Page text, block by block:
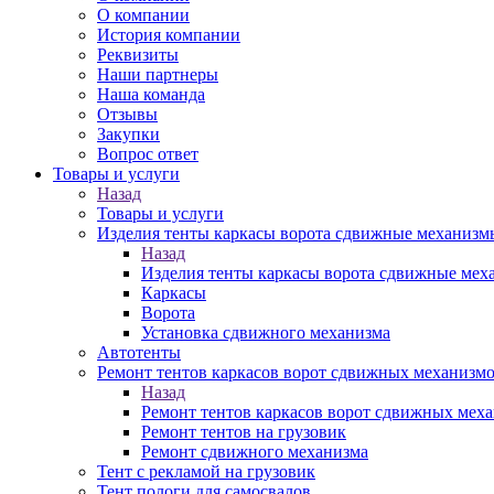
О компании
История компании
Реквизиты
Наши партнеры
Наша команда
Отзывы
Закупки
Вопрос ответ
Товары и услуги
Назад
Товары и услуги
Изделия тенты каркасы ворота сдвижные
Назад
Изделия тенты каркасы ворота сдвижные
Каркасы
Ворота
Установка сдвижного механизма
Автотенты
Ремонт тентов каркасов ворот сдвижных
Назад
Ремонт тентов каркасов ворот сдвижных
Ремонт тентов на грузовик
Ремонт сдвижного механизма
Тент с рекламой на грузовик